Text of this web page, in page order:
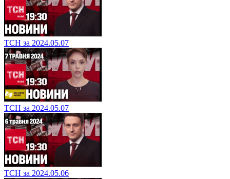
ТСН за 2024.05.07
ТСН за 2024.05.07
ТСН за 2024.05.06